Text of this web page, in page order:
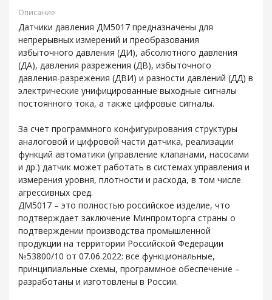
Описание
Датчики давления ДМ5017 предназначены для
непрерывных измерений и преобразования
избыточного давления (ДИ), абсолютного давления
(ДА), давления разрежения (ДВ), избыточного
давления-разрежения (ДВИ) и разности давлений (ДД) в
электрические унифицированные выходные сигналы
постоянного тока, а также цифровые сигналы.
За счет программного конфигурирования структуры
аналоговой и цифровой части датчика, реализации
функций автоматики (управление клапанами, насосами
и др.) датчик может работать в системах управления и
измерения уровня, плотности и расхода, в том числе
агрессивных сред.
ДМ5017 – это полностью российское изделие, что
подтверждает заключение Минпромторга страны о
подтверждении производства промышленной
продукции на территории Российской Федерации
№53800/10 от 07.06.2022: все функциональные,
принципиальные схемы, программное обеспечение –
разработаны и изготовлены в России.